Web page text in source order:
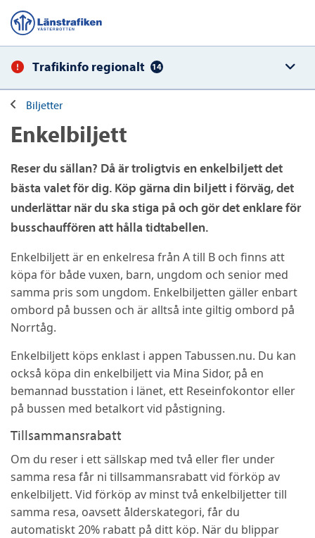
Trafikinfo regionalt 14
Biljetter
Enkelbiljett
Reser du sällan? Då är troligtvis en enkelbiljett det
bästa valet för dig. Köp gärna din biljett i förväg, det
underlättar när du ska stiga på och gör det enklare för
busschauffören att hålla tidtabellen.
Enkelbiljett är en enkelresa från A till B och finns att
köpa för både vuxen, barn, ungdom och senior med
samma pris som ungdom. Enkelbiljetten gäller enbart
ombord på bussen och är alltså inte giltig ombord på
Norrtåg.
Enkelbiljett köps enklast i appen Tabussen.nu. Du kan
också köpa din enkelbiljett via Mina Sidor, på en
bemannad busstation i länet, ett Reseinfokontor eller
på bussen med betalkort vid påstigning.
Tillsammansrabatt
Om du reser i ett sällskap med två eller fler under
samma resa får ni tillsammansrabatt vid förköp av
enkelbiljett. Vid förköp av minst två enkelbiljetter till
samma resa, oavsett ålderskategori, får du
automatiskt 20% rabatt på ditt köp. När du blippar